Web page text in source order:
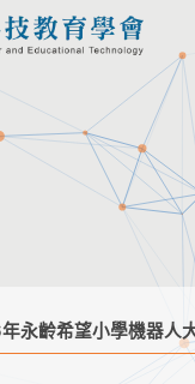
永齡希望小學機器人